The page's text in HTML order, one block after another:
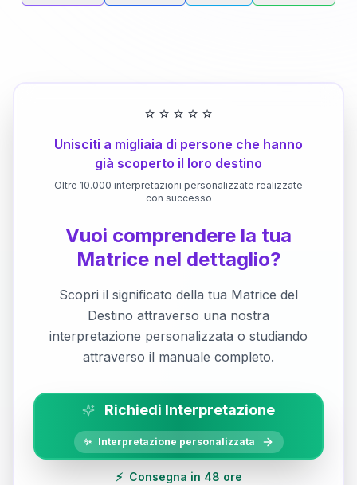
⭐ ⭐ ⭐ ⭐ ⭐
Unisciti a migliaia di persone che hanno
già scoperto il loro destino
Oltre 10.000 interpretazioni personalizzate realizzate
con successo
Vuoi comprendere la tua
Matrice nel dettaglio?
Scopri il significato della tua Matrice del
Destino attraverso una nostra
interpretazione personalizzata o studiando
attraverso il manuale completo.
Richiedi Interpretazione
✨ Interpretazione personalizzata
⚡ Consegna in 48 ore